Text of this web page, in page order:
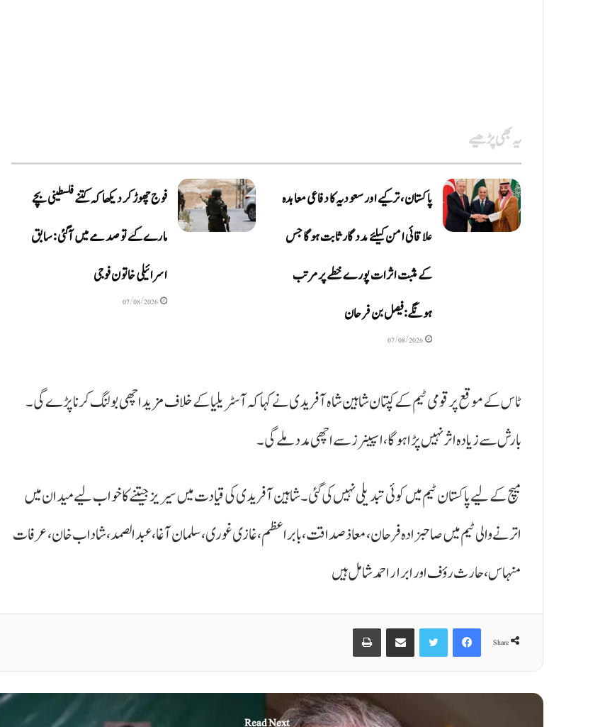
یہ بھی پڑھیے
پاکستان، ترکیے اور سعودیہ کا دفاعی معاہدہ
علاقائی امن کیلئے مددگار ثابت ہوگا جس
کے مثبت اثرات پورے خطے پر مرتب
ہونگے: فیصل بن فرحان
07/08/2026
فوج چھوڑ کر دیکھا کہ کتنے فلسطینی بچے
مارے گئے تو صدمے میں آگئی: سابق
اسرائیلی خاتون فوجی
07/08/2026
ٹاس کے موقع پر قومی ٹیم کے کپتان شاہین شاہ آفریدی نے کہا کہ آسٹریلیا کے خلاف مزید اچھی بولنگ کرنا پڑے گی۔
بارش سے زیادہ اثر نہیں پڑا ہوگا، اسپینرز سے اچھی مدد ملے گی۔
میچ کے لیے پاکستان ٹیم میں کوئی تبدیلی نہیں کی گئی۔ شاہین آفریدی کی قیادت میں سیریز جیتنے کا خواب لیے میدان میں
اترنے والی ٹیم میں صاحبزادہ فرحان، معاذ صداقت، بابر اعظم، غازی غوری، سلمان آغا، عبدالصمد، شاداب خان، عرفات
منہاس، حارث رؤف اور ابرار احمد شامل ہیں
Share
Facebook
Twitter
Share via Email
Print
Read Next